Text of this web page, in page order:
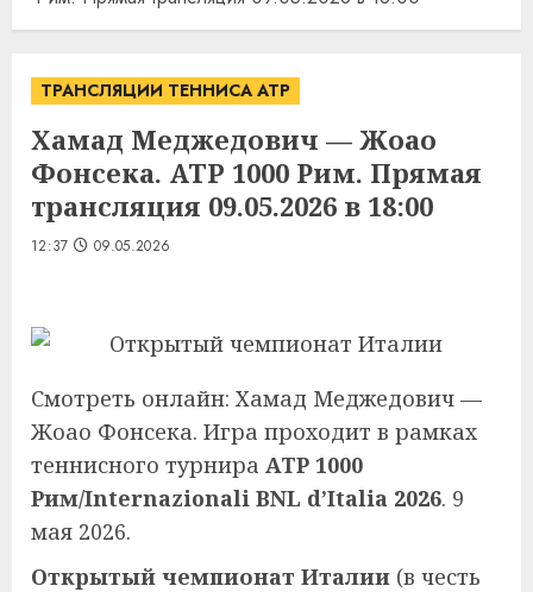
ТРАНСЛЯЦИИ ТЕННИСА ATP
Хамад Меджедович — Жоао
Фонсека. ATP 1000 Рим. Прямая
трансляция 09.05.2026 в 18:00
12:37 09.05.2026
Смотреть онлайн: Хамад Меджедович —
Жоао Фонсека. Игра проходит в рамках
теннисного турнира ATP 1000
Рим/Internazionali BNL d’Italia 2026. 9
мая 2026.
Открытый чемпионат Италии (в честь